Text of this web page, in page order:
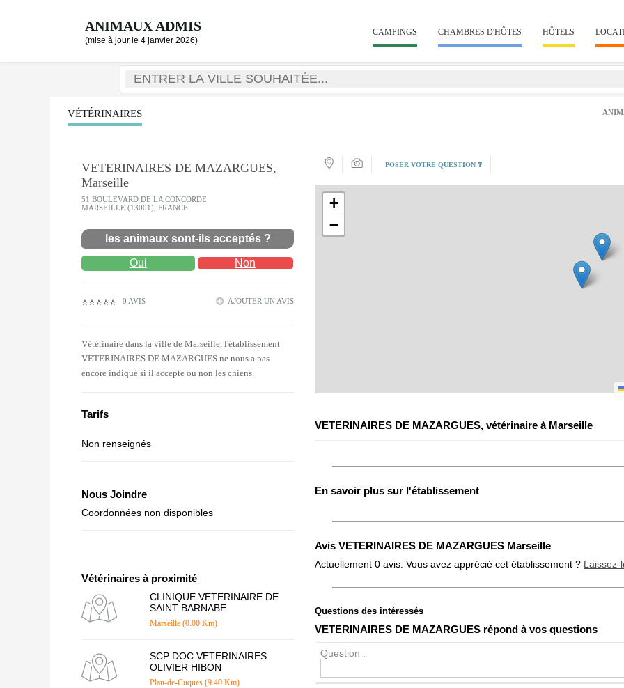
ANIMAUX ADMIS
(mise à jour le 4 janvier 2026)
CAMPINGS CHAMBRES D'HÔTES HÔTELS
VÉTÉRINAIRES
VETERINAIRES DE MAZARGUES,
Marseille
51 BOULEVARD DE LA CONCORDE
MARSEILLE (13001), FRANCE
les animaux sont-ils acceptés ?
Oui Non
⭐⭐⭐⭐⭐ 0 AVIS AJOUTER UN AVIS
Vétérinaire dans la ville de Marseille, l'établissement
VETERINAIRES DE MAZARGUES ne nous a pas
encore indiqué si il accepte ou non les chiens.
Tarifs
Non renseignés
Nous Joindre
Coordonnées non disponibles
Vétérinaires à proximité
CLINIQUE VETERINAIRE DE
SAINT BARNABE
Marseille (0.00 Km)
SCP DOC VETERINAIRES
OLIVIER HIBON
Plan-de-Cuques (9.40 Km)
POSER VOTRE QUESTION ❓
+
−
VETERINAIRES DE MAZARGUES, vétérinaire à Marseille
En savoir plus sur l'établissement
Avis VETERINAIRES DE MAZARGUES Marseille
Actuellement 0 avis. Vous avez apprécié cet établissement ? Laissez-
Note globale
Avis Clients
Questions des intéressés
VETERINAIRES DE MAZARGUES répond à vos questions
Question :